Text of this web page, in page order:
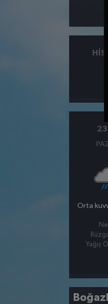
Orta
Yağış